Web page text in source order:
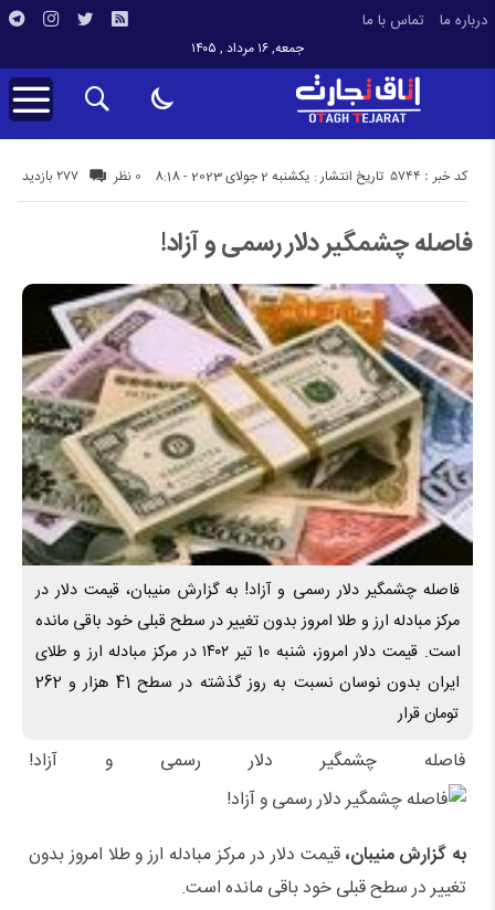
درباره ما تماس با ما
جمعه, ۱۶ مرداد , ۱۴۰۵
تاریخ انتشار : یکشنبه 2 جولای 2023 - 8:18 277 بازدید کد خبر : 5744 0 نظر
فاصله چشمگیر دلار رسمی و آزاد!
فاصله چشمگیر دلار رسمی و آزاد! به گزارش منیبان، قیمت دلار در
مرکز مبادله ارز و طلا امروز بدون تغییر در سطح قبلی خود باقی مانده
است. قیمت دلار امروز، ‌‌‌‌‌شنبه 10 تیر ۱۴۰۲ در مرکز مبادله ارز و طلای
ایران بدون نوسان نسبت به روز گذشته در سطح 41 هزار و 262
تومان قرار
فاصله چشمگیر دلار رسمی و آزاد!
به گزارش منیبان،قیمت دلار در مرکز مبادله ارز و طلا امروز بدون
تغییر در سطح قبلی خود باقی مانده است.